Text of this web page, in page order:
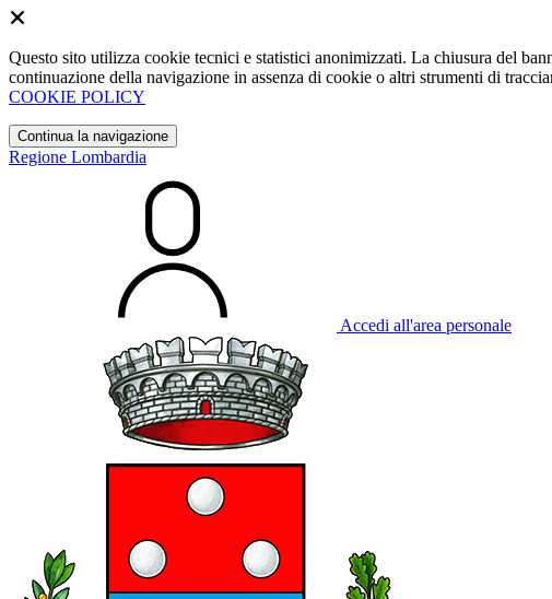
Questo sito utilizza cookie tecnici e statistici anonimizzati. La chiusura del
continuazione della navigazione in assenza di cookie o altri strumenti di
COOKIE POLICY
Continua la navigazione
Regione Lombardia
Accedi all'area personale